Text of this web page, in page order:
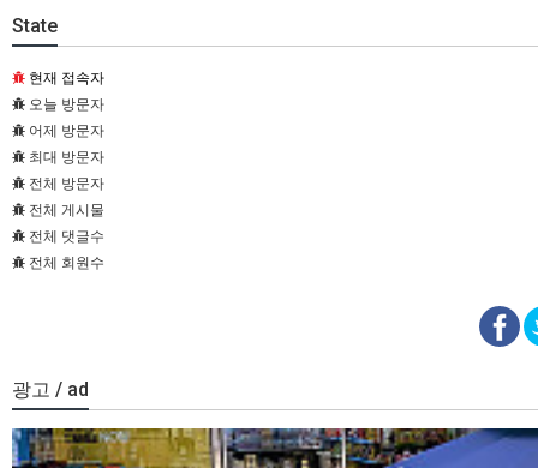
State
현재 접속자
오늘 방문자
어제 방문자
최대 방문자
전체 방문자
전체 게시물
전체 댓글수
전체 회원수
광고 / ad